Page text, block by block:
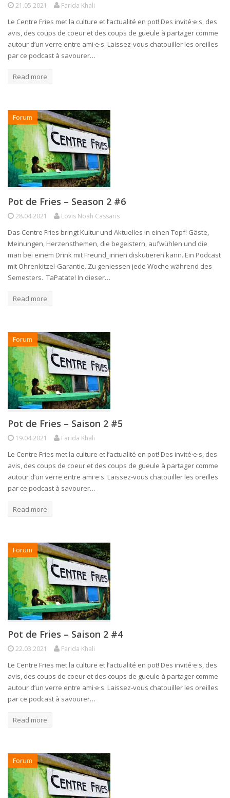
21.05.2021 Farida Khali
Le Centre Fries met la culture et l’actualité en pot! Des invité·e·s, des
avis, des coups de coeur et des coups de gueule à partager comme
autour d’un verre entre ami·e·s. Laissez-vous chatouiller les oreilles
par ce podcast à savourer…
Read more
Forum
Pot de Fries – Season 2 #6
28.04.2021 Lovis Noah Cassaris
Das Centre Fries bringt Kultur und Aktuelles in einen Topf! Gäste,
Meinungen, Herzensthemen, die begeistern, aufwühlen und die
man bei einem Drink mit Freund_innen diskutieren kann. Ein Podcast
mit Ohrenkitzel-Garantie. Zu geniessen jede Woche während des
Semesters. TaPatate! In dieser…
Read more
Forum
Pot de Fries – Saison 2 #5
19.04.2021 Farida Khali
Le Centre Fries met la culture et l’actualité en pot! Des invité·e·s, des
avis, des coups de coeur et des coups de gueule à partager comme
autour d’un verre entre ami·e·s. Laissez-vous chatouiller les oreilles
par ce podcast à savourer…
Read more
Forum
Pot de Fries – Saison 2 #4
22.03.2021 Farida Khali
Le Centre Fries met la culture et l’actualité en pot! Des invité·e·s, des
avis, des coups de coeur et des coups de gueule à partager comme
autour d’un verre entre ami·e·s. Laissez-vous chatouiller les oreilles
par ce podcast à savourer…
Read more
Forum